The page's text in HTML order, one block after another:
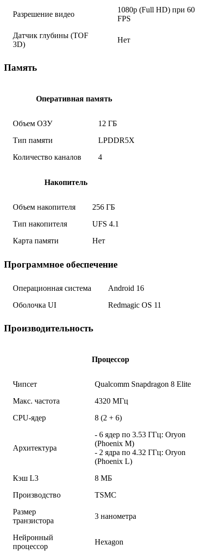
Разрешение видео
1080p (Full HD) при 60
FPS
Датчик глубины (TOF
3D)
Нет
Память
Оперативная память
Объем ОЗУ
12 ГБ
Тип памяти
LPDDR5X
Количество каналов
4
Накопитель
Объем накопителя
256 ГБ
Тип накопителя
UFS 4.1
Карта памяти
Нет
Программное обеспечение
Операционная система
Android 16
Оболочка UI
Redmagic OS 11
Производительность
Процессор
Чипсет
Qualcomm Snapdragon 8 Elite
Макс. частота
4320 МГц
CPU-ядер
8 (2 + 6)
Архитектура
- 6 ядер по 3.53 ГГц: Oryon
(Phoenix M)
- 2 ядра по 4.32 ГГц: Oryon
(Phoenix L)
Кэш L3
8 МБ
Производство
TSMC
Размер
транзистора
3 нанометра
Нейронный
процессор
Hexagon